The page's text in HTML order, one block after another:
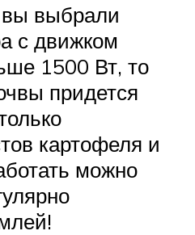
выбрали
с движком
1500 Вт, то
придется
картофеля и
можно